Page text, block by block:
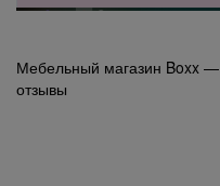
Навигация
по
Мебельный магазин Boxx —
отзывы